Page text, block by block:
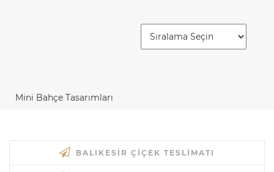
Mini Bahçe Tasarımları
BALIKESIR ÇIÇEK TESLIMATI